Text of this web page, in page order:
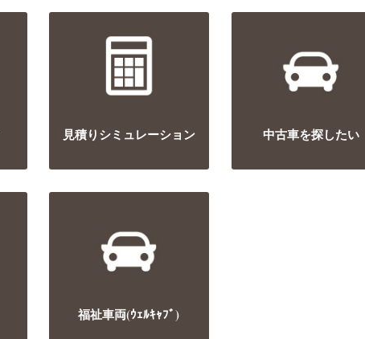
見積りシミュレーション 中古車を探したい
福祉車両(ｳｪﾙｷｬﾌﾞ)